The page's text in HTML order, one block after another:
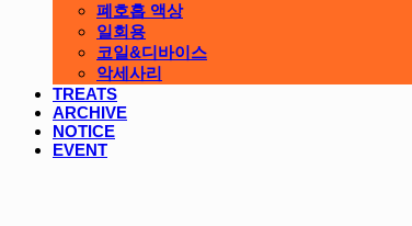
폐호흡 액상
일회용
코일&디바이스
악세사리
TREATS
ARCHIVE
NOTICE
EVENT